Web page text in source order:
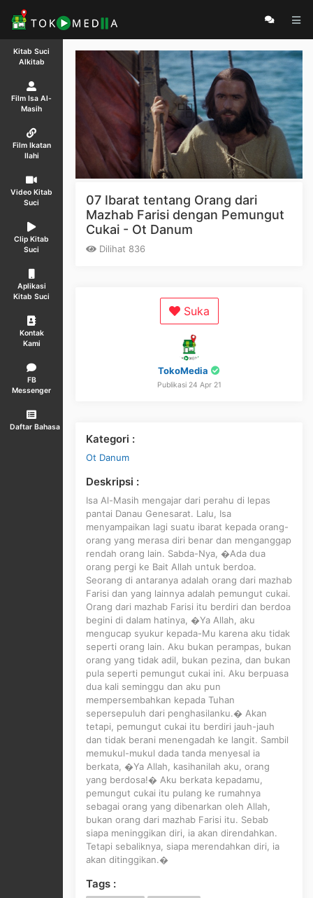
Kitab Suci
Alkitab
Film Isa Al-
Masih
Film Ikatan
Ilahi
Video Kitab
Suci
Clip Kitab
Suci
Aplikasi
Kitab Suci
Kontak
Kami
FB
Messenger
Daftar Bahasa
07 Ibarat tentang Orang dari
Mazhab Farisi dengan Pemungut
Cukai - Ot Danum
Dilihat 836
Suka
TokoMedia
Publikasi 24 Apr 21
Kategori :
Ot Danum
Deskripsi :
Isa Al-Masih mengajar dari perahu di lepas
pantai Danau Genesarat. Lalu, Isa
menyampaikan lagi suatu ibarat kepada orang-
orang yang merasa diri benar dan menganggap
rendah orang lain. Sabda-Nya, �Ada dua
orang pergi ke Bait Allah untuk berdoa.
Seorang di antaranya adalah orang dari mazhab
Farisi dan yang lainnya adalah pemungut cukai.
Orang dari mazhab Farisi itu berdiri dan berdoa
begini di dalam hatinya, �Ya Allah, aku
mengucap syukur kepada-Mu karena aku tidak
seperti orang lain. Aku bukan perampas, bukan
orang yang tidak adil, bukan pezina, dan bukan
pula seperti pemungut cukai ini. Aku berpuasa
dua kali seminggu dan aku pun
mempersembahkan kepada Tuhan
sepersepuluh dari penghasilanku.� Akan
tetapi, pemungut cukai itu berdiri jauh-jauh
dan tidak berani menengadah ke langit. Sambil
memukul-mukul dada tanda menyesal ia
berkata, �Ya Allah, kasihanilah aku, orang
yang berdosa!� Aku berkata kepadamu,
pemungut cukai itu pulang ke rumahnya
sebagai orang yang dibenarkan oleh Allah,
bukan orang dari mazhab Farisi itu. Sebab
siapa meninggikan diri, ia akan direndahkan.
Tetapi sebaliknya, siapa merendahkan diri, ia
akan ditinggikan.�
Tags :